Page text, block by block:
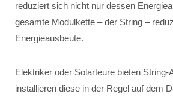
reduziert sich nicht nur dessen
gesamte Modulkette – der String –
Energieausbeute.
Elektriker oder Solarteure bieten String-
installieren diese in der Regel auf dem